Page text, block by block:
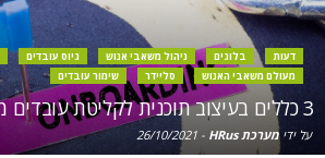
דעות בלוגים ניהול משאבי אנוש גיוס עובדים
מעולם משאבי האנוש
סליידר שימור עובדים
3 כללים בעיצוב תוכנית לקליטת עובדים מרחוק
על ידימערכת HRus -
26/10/2021